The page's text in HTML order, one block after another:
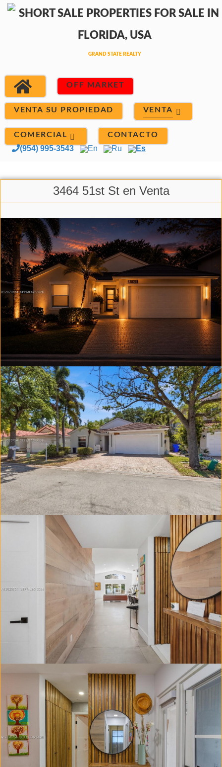
OFF MARKET
VENTA SU PROPIEDAD VENTA
COMERCIAL CONTACTO
(954) 995-3543 En Ru Es
3464 51st St en Venta